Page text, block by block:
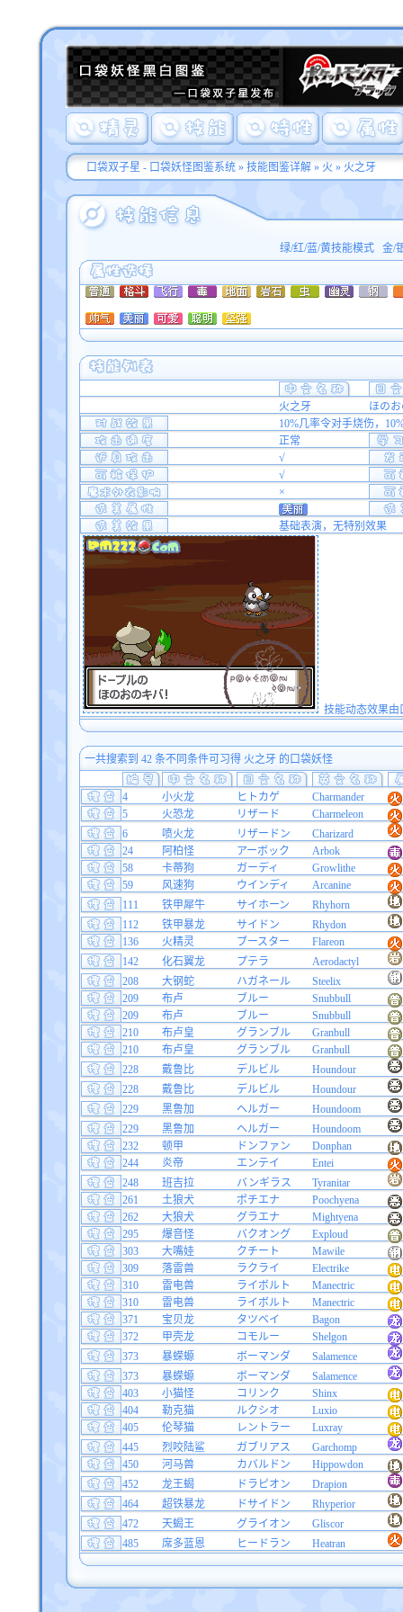
口袋双子星 - 口袋妖怪图鉴系统» 技能图鉴详解» 火 » 火之牙
绿/红/蓝/黄技能模式 金/
火之牙
ほの
10%几率令对手烧伤，
正常
√
√
×
基础表演，无特别效果
技能动态效果由
一共搜索到 42 条不同条件可习得 火之牙 的口袋妖怪
4 小火龙 ヒトカゲ
Charmander
5
火恐龙 リザード
Charmeleon
6
喷火龙 リザードン
Charizard
24
阿柏怪 アーボック
Arbok
58
卡蒂狗 ガーディ
Growlithe
59
风速狗 ウインディ
Arcanine
111
铁甲犀牛 サイホーン
Rhyhorn
112
铁甲暴龙 サイドン
Rhydon
136
火精灵 ブースター
Flareon
142
化石翼龙 プテラ
Aerodactyl
208
大钢蛇 ハガネール
Steelix
209
布卢 ブルー
Snubbull
209
布卢 ブルー
Snubbull
210
布卢皇 グランブル
Granbull
210
布卢皇 グランブル
Granbull
228
戴鲁比 デルビル
Houndour
228
戴鲁比 デルビル
Houndour
229
黑鲁加 ヘルガー
Houndoom
229
黑鲁加 ヘルガー
Houndoom
232
顿甲 ドンファン
Donphan
244
炎帝 エンテイ
Entei
248
班吉拉 バンギラス
Tyranitar
261
土狼犬 ポチエナ
Poochyena
262
大狼犬 グラエナ
Mightyena
295
爆音怪 バクオング
Exploud
303
大嘴娃 クチート
Mawile
309
落雷兽 ラクライ
Electrike
310
雷电兽 ライボルト
Manectric
310
雷电兽 ライボルト
Manectric
371
宝贝龙 タツベイ
Bagon
372
甲壳龙 コモルー
Shelgon
373
暴蝾螈 ボーマンダ
Salamence
373
暴蝾螈 ボーマンダ
Salamence
403
小猫怪 コリンク
Shinx
404
勒克猫 ルクシオ
Luxio
405
伦琴猫 レントラー
Luxray
445
烈咬陆鲨 ガブリアス
Garchomp
450
河马兽 カバルドン
Hippowdon
452
龙王蝎 ドラピオン
Drapion
464
超铁暴龙 ドサイドン
Rhyperior
472
天蝎王 グライオン
Gliscor
485
席多蓝恩 ヒードラン Heatran